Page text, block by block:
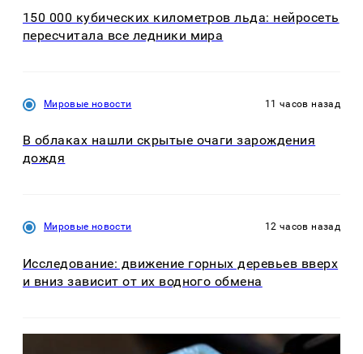
150 000 кубических километров льда: нейросеть
пересчитала все ледники мира
Мировые новости 11 часов назад
В облаках нашли скрытые очаги зарождения
дождя
Мировые новости 12 часов назад
Исследование: движение горных деревьев вверх
и вниз зависит от их водного обмена